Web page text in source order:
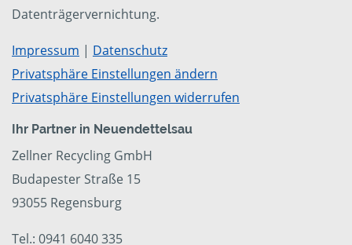
Datenträgervernichtung.
Impressum | Datenschutz
Privatsphäre Einstellungen ändern
Privatsphäre Einstellungen widerrufen
Ihr Partner in Neuendettelsau
Zellner Recycling GmbH
Budapester Straße 15
93055 Regensburg
Tel.: 0941 6040 335